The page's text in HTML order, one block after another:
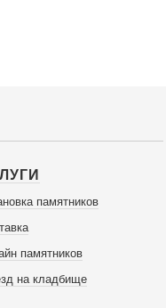
памятников
памятников
на кладбище